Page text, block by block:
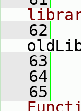
   62
   63
   64
   65